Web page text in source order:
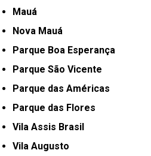
Mauá
Nova Mauá
Parque Boa Esperança
Parque São Vicente
Parque das Américas
Parque das Flores
Vila Assis Brasil
Vila Augusto